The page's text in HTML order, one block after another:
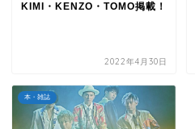
KIMI・KENZO・TOMO掲載！
2022年4月30日
本・雑誌